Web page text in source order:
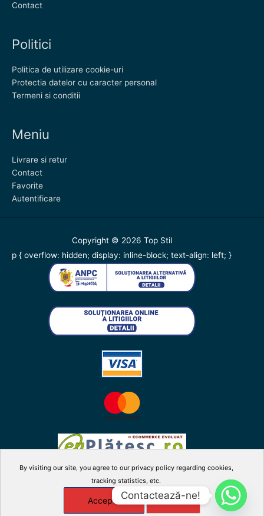
By visiting our site, you agree to our privacy policy regarding cookies,
tracking statistics, etc.
Accepta X
Manage cookies
Contact
Politici
Politica de utilizare cookie-uri
Protectia datelor cu caracter personal
Termeni si conditii
Meniu
Livrare si retur
Contact
Favorite
Autentificare
Copyright © 2026 Top Stil
p { overflow: hidden; display: inline-block; text-align: left; }
twitter youtubeContactează-ne!